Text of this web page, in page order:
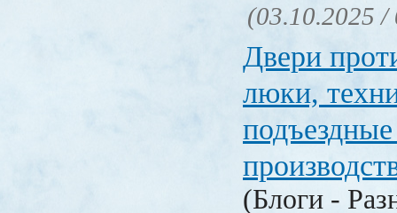
(03.10.2025 /
Двери
люки,
(Блоги -